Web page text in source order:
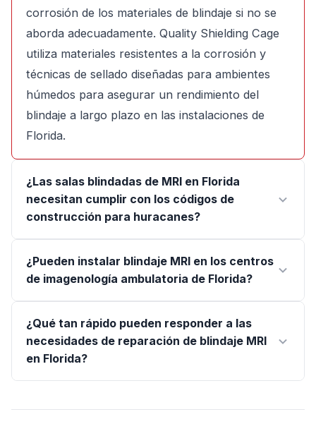
corrosión de los materiales de blindaje si no se
aborda adecuadamente. Quality Shielding Cage
utiliza materiales resistentes a la corrosión y
técnicas de sellado diseñadas para ambientes
húmedos para asegurar un rendimiento del
blindaje a largo plazo en las instalaciones de
Florida.
¿Las salas blindadas de MRI en Florida
necesitan cumplir con los códigos de
construcción para huracanes?
¿Pueden instalar blindaje MRI en los centros
de imagenología ambulatoria de Florida?
¿Qué tan rápido pueden responder a las
necesidades de reparación de blindaje MRI
en Florida?